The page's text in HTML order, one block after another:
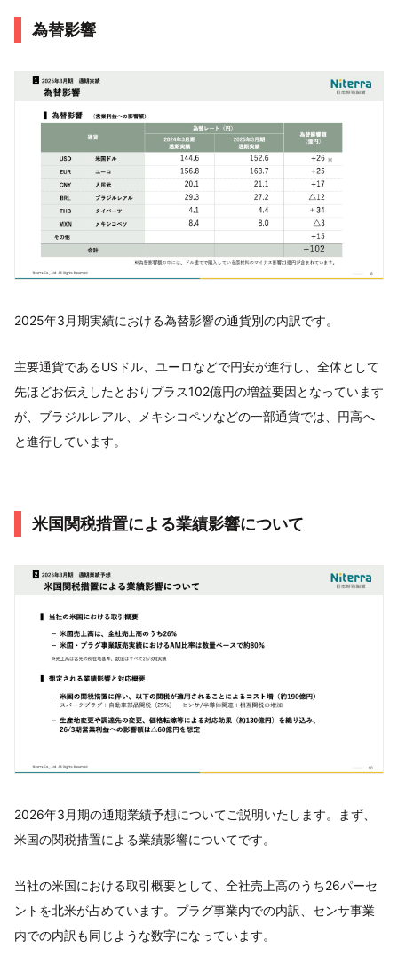
為替影響
2025年3月期実績における為替影響の通貨別の内訳です。
主要通貨であるUSドル、ユーロなどで円安が進行し、全体として
先ほどお伝えしたとおりプラス102億円の増益要因となっています
が、ブラジルレアル、メキシコペソなどの一部通貨では、円高へ
と進行しています。
米国関税措置による業績影響について
2026年3月期の通期業績予想についてご説明いたします。まず、
米国の関税措置による業績影響についてです。
当社の米国における取引概要として、全社売上高のうち26パーセ
ントを北米が占めています。プラグ事業内での内訳、センサ事業
内での内訳も同じような数字になっています。